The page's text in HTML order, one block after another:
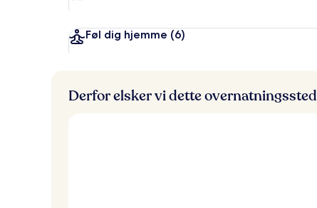
d
Føl dig hjemme (6)
Derfor elsker vi dette overnatningssted